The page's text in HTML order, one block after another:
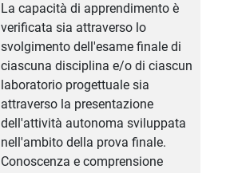
La capacità di apprendimento è
verificata sia attraverso lo
svolgimento dell'esame finale di
ciascuna disciplina e/o di ciascun
laboratorio progettuale sia
attraverso la presentazione
dell'attività autonoma sviluppata
nell'ambito della prova finale.
Conoscenza e comprensione